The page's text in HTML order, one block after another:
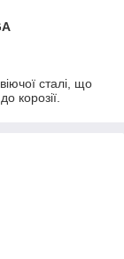
сталі, що
корозії.